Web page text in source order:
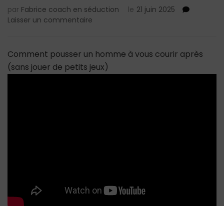
par Fabrice coach en séduction le 21 juin 2025
Laisser un commentaire
un
homme
à
Comment pousser un homme à vous courir après
(sans jouer de petits jeux)